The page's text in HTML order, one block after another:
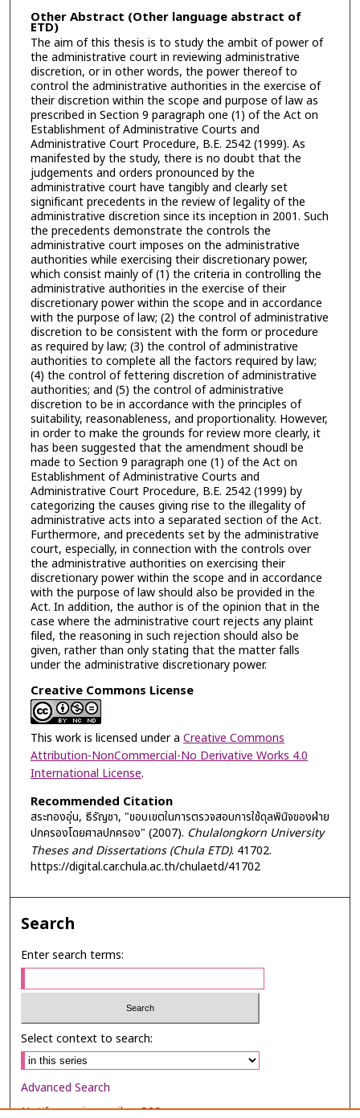
Other Abstract (Other language abstract of
ETD)
The aim of this thesis is to study the ambit of power of
the administrative court in reviewing administrative
discretion, or in other words, the power thereof to
control the administrative authorities in the exercise of
their discretion within the scope and purpose of law as
prescribed in Section 9 paragraph one (1) of the Act on
Establishment of Administrative Courts and
Administrative Court Procedure, B.E. 2542 (1999). As
manifested by the study, there is no doubt that the
judgements and orders pronounced by the
administrative court have tangibly and clearly set
significant precedents in the review of legality of the
administrative discretion since its inception in 2001. Such
the precedents demonstrate the controls the
administrative court imposes on the administrative
authorities while exercising their discretionary power,
which consist mainly of (1) the criteria in controlling the
administrative authorities in the exercise of their
discretionary power within the scope and in accordance
with the purpose of law; (2) the control of administrative
discretion to be consistent with the form or procedure
as required by law; (3) the control of administrative
authorities to complete all the factors required by law;
(4) the control of fettering discretion of administrative
authorities; and (5) the control of administrative
discretion to be in accordance with the principles of
suitability, reasonableness, and proportionality. However,
in order to make the grounds for review more clearly, it
has been suggested that the amendment shoudl be
made to Section 9 paragraph one (1) of the Act on
Establishment of Administrative Courts and
Administrative Court Procedure, B.E. 2542 (1999) by
categorizing the causes giving rise to the illegality of
administrative acts into a separated section of the Act.
Furthermore, and precedents set by the administrative
court, especially, in connection with the controls over
the administrative authorities on exercising their
discretionary power within the scope and in accordance
with the purpose of law should also be provided in the
Act. In addition, the author is of the opinion that in the
case where the administrative court rejects any plaint
filed, the reasoning in such rejection should also be
given, rather than only stating that the matter falls
under the administrative discretionary power.
Creative Commons License
This work is licensed under a Creative Commons
Attribution-NonCommercial-No Derivative Works 4.0
International License.
Recommended Citation
สระทองอุ่น, ธีรัญชา, "ขอบเขตในการตรวจสอบการใช้ดุลพินิจของฝ่าย
ปกครองโดยศาลปกครอง" (2007). Chulalongkorn University
Theses and Dissertations (Chula ETD). 41702.
https://digital.car.chula.ac.th/chulaetd/41702
Search
Enter search terms:
Select context to search:
Advanced Search
Notify me via email orRSS